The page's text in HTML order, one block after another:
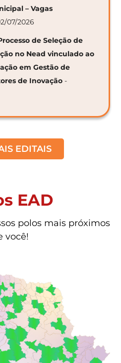
– Vagas
07/2026
de Seleção de
no Nead vinculado ao
em Gestão de
de Inovação -
EDITAIS
EAD
polos mais próximos
você!